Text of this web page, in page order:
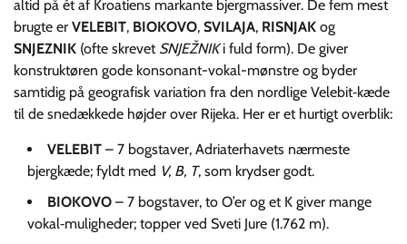
altid på ét af Kroatiens markante bjergmassiver. De fem mest
brugte er VELEBIT, BIOKOVO, SVILAJA, RISNJAK og
SNJEZNIK (ofte skrevet SNJEŽNIKi fuld form). De giver
konstruktøren gode konsonant-vokal-mønstre og byder
samtidig på geografisk variation fra den nordlige Velebit‐kæde
til de snedækkede højder over Rijeka. Her er et hurtigt overblik:
VELEBIT – 7 bogstaver, Adriaterhavets nærmeste
bjergkæde; fyldt med V, B, T, som krydser godt.
BIOKOVO – 7 bogstaver, to O’er og et K giver mange
vokal‐muligheder; topper ved Sveti Jure (1.762 m).